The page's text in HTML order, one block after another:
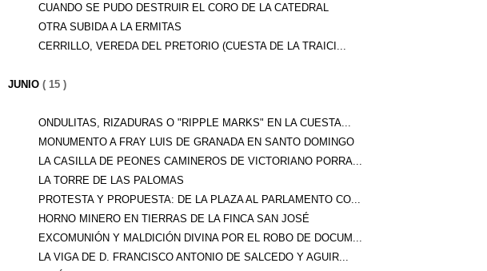
CUANDO SE PUDO DESTRUIR EL CORO DE LA CATEDRAL
OTRA SUBIDA A LA ERMITAS
CERRILLO, VEREDA DEL PRETORIO (CUESTA DE LA TRAICI...
JUNIO ( 15 )
ONDULITAS, RIZADURAS O "RIPPLE MARKS" EN LA CUESTA...
MONUMENTO A FRAY LUIS DE GRANADA EN SANTO DOMINGO
LA CASILLA DE PEONES CAMINEROS DE VICTORIANO PORRA...
LA TORRE DE LAS PALOMAS
PROTESTA Y PROPUESTA: DE LA PLAZA AL PARLAMENTO CO...
HORNO MINERO EN TIERRAS DE LA FINCA SAN JOSÉ
EXCOMUNIÓN Y MALDICIÓN DIVINA POR EL ROBO DE DOCUM...
LA VIGA DE D. FRANCISCO ANTONIO DE SALCEDO Y AGUIR...